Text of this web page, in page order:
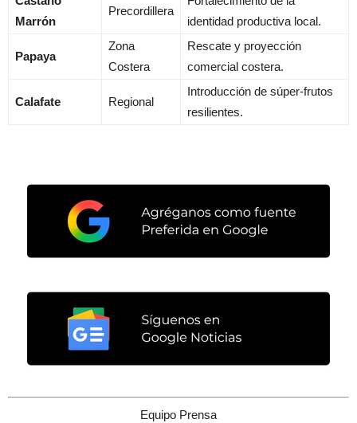
Marrón
Precordillera
identidad productiva local.
Papaya
Zona
Costera
Rescate y proyección
comercial costera.
Calafate Regional
Introducción de súper-frutos
resilientes.
Equipo Prensa